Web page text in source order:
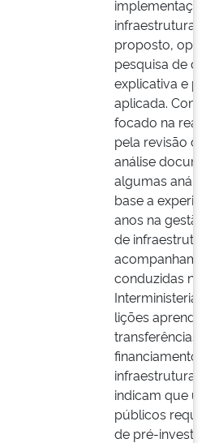
infraestrutura.
proposto,
pesquisa de
explicativa e
aplicada.
focado na
pela revisão
análise
algumas
base a
anos na
de
conduzidas
lições
transferências
financiamento
infraestrutura
indicam que
públicos
de pré-